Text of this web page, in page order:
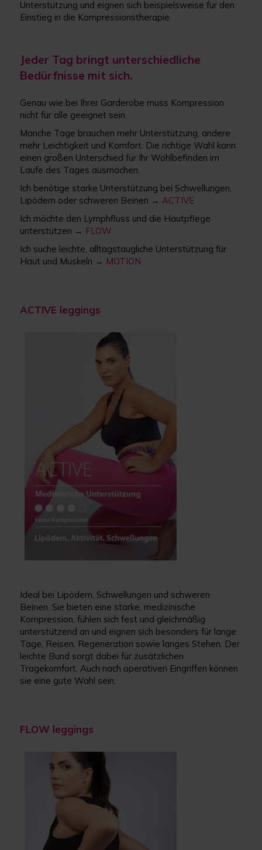
Unterstützung und eignen sich beispielsweise für den
Einstieg in die Kompressionstherapie.
Jeder Tag bringt unterschiedliche
Bedürfnisse mit sich.
Genau wie bei Ihrer Garderobe muss Kompression
nicht für alle geeignet sein.
Manche Tage brauchen mehr Unterstützung, andere
mehr Leichtigkeit und Komfort. Die richtige Wahl kann
einen großen Unterschied für Ihr Wohlbefinden im
Laufe des Tages ausmachen.
Ich benötige starke Unterstützung bei Schwellungen,
Lipödem oder schweren Beinen →ACTIVE
Ich möchte den Lymphfluss und die Hautpflege
unterstützen → FLOW
Ich suche leichte, alltagstaugliche Unterstützung für
Haut und Muskeln → MOTION
ACTIVE leggings
Ideal bei Lipödem, Schwellungen und schweren
Beinen. Sie bieten eine starke, medizinische
Kompression, fühlen sich fest und gleichmäßig
unterstützend an und eignen sich besonders für lange
Tage, Reisen, Regeneration sowie langes Stehen. Der
leichte Bund sorgt dabei für zusätzlichen
Tragekomfort. Auch nach operativen Eingriffen können
sie eine gute Wahl sein.
FLOW leggings